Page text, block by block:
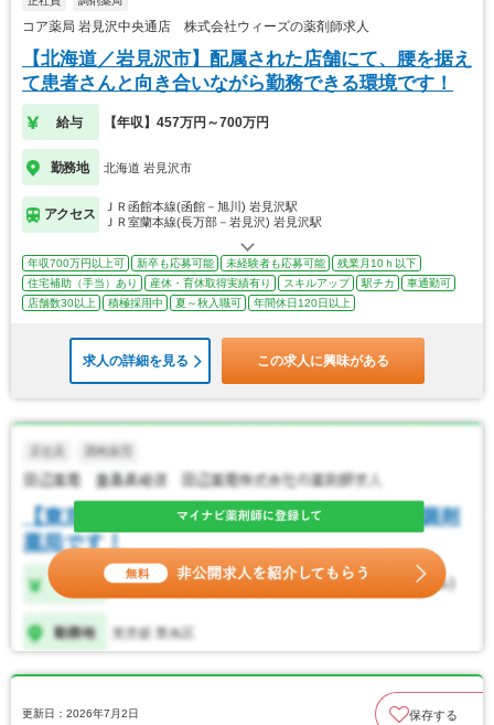
コア薬局 岩見沢中央通店 株式会社ウィーズの薬剤師求人
【北海道／岩見沢市】配属された店舗にて、腰を据え
て患者さんと向き合いながら勤務できる環境です！
給与 【年収】457万円～700万円
勤務地 北海道 岩見沢市
アクセス
ＪＲ函館本線(函館－旭川) 岩見沢駅
ＪＲ室蘭本線(長万部－岩見沢) 岩見沢駅
年収700万円以上可 新卒も応募可能 未経験者も応募可能
残業月10ｈ以下
住宅補助（手当）あり
産休・育休取得実績有り スキルアップ 駅チカ
車通勤可
店舗数30以上
積極採用中 夏～秋入職可 年間休日120日以上
求人の詳細を見る この求人に興味がある
更新日：2026年7月2日 保存する